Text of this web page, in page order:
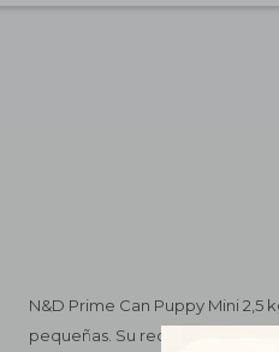
N&D Prime Can Puppy Mini
pequeñas. Su receta natural y